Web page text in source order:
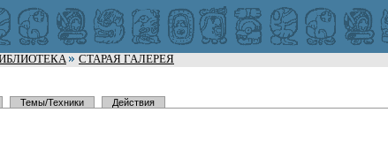
СТАРАЯ ГАЛЕРЕЯ
Темы/Техники Действия